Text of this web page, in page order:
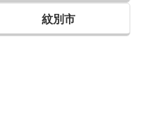
紋別市